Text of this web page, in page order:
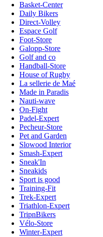
Basket-Center
Daily Bikers
Direct-Volley
Espace Golf
Foot-Store
Galopp-Store
Golf and co
Handball-Store
House of Rugby
La sellerie de Maé
Made in Paradis
Nauti-wave
On-Fight
Padel-Expert
Pecheur-Store
Pet and Garden
Slowood Interior
Smash-Expert
Sneak'In
Sneakids
Sport is good
Training-Fit
Trek-Expert
Triathlon-Expert
TripnBikers
Vélo-Store
Winter-Expert